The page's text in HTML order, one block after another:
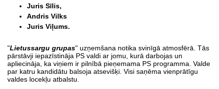
Juris Sīlis,
Andris Vilks
Juris Viļums.
"Lietussargu grupas" uzņemšana notika svinīgā atmosfērā. Tās
pārstāvji iepazīstināja PS valdi ar jomu, kurā darbojas un
apliecināja, ka viņiem ir pilnībā pieņemama PS programma. Valde
par katru kandidātu balsoja atsevišķi. Visi saņēma vienprātīgu
valdes locekļu atbalstu.